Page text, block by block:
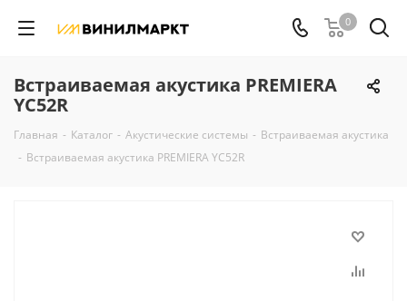
0
Встраиваемая акустика PREMIERA
YC52R
Главная - Каталог - Акустические системы - Встраиваемая акустика
- Встраиваемая акустика PREMIERA YC52R